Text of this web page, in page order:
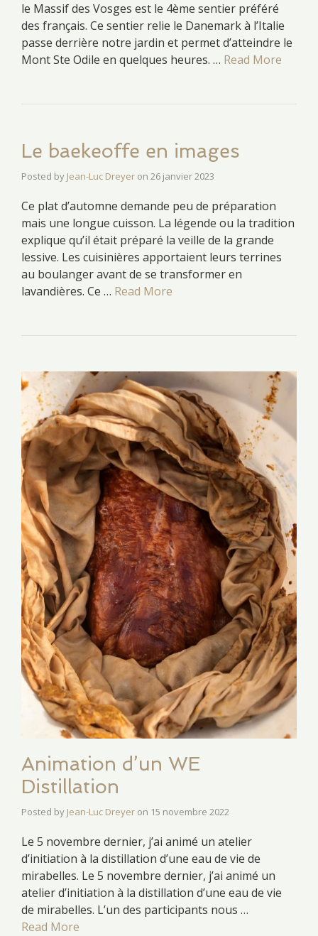
le Massif des Vosges est le 4ème sentier préféré
des français. Ce sentier relie le Danemark à l’Italie
passe derrière notre jardin et permet d’atteindre le
Mont Ste Odile en quelques heures. … Read More
Le baekeoffe en images
Posted by Jean-Luc Dreyer on 26 janvier 2023
Ce plat d’automne demande peu de préparation
mais une longue cuisson. La légende ou la tradition
explique qu’il était préparé la veille de la grande
lessive. Les cuisinières apportaient leurs terrines
au boulanger avant de se transformer en
lavandières. Ce … Read More
Animation d’un WE
Distillation
Posted by Jean-Luc Dreyer on 15 novembre 2022
Le 5 novembre dernier, j’ai animé un atelier
d’initiation à la distillation d’une eau de vie de
mirabelles. Le 5 novembre dernier, j’ai animé un
atelier d’initiation à la distillation d’une eau de vie
de mirabelles. L’un des participants nous …
Read More